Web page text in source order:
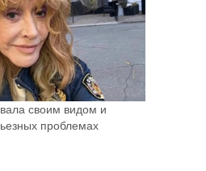
своим видом и
проблемах